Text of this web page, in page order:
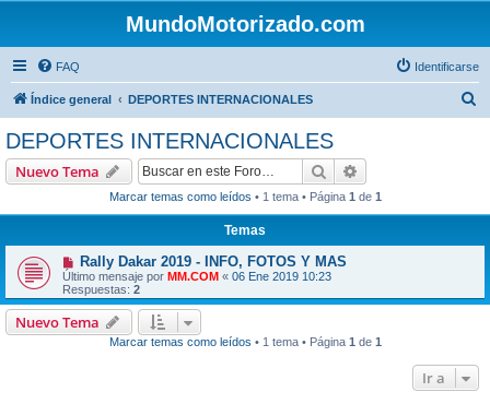
MundoMotorizado.com
FAQ Identificarse
Índice general DEPORTES INTERNACIONALES
DEPORTES INTERNACIONALES
Nuevo Tema Buscar
Marcar temas como leídos • 1 tema • Página 1 de 1
Temas
Rally Dakar 2019 - INFO, FOTOS Y MAS
Último mensaje por MM.COM « 06 Ene 2019 10:23
Respuestas: 2
Nuevo Tema
Marcar temas como leídos • 1 tema • Página 1 de 1
Ir a